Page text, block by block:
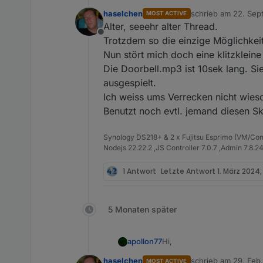
ich nutze auch MyMedia
Skills" so.
Wiedergabe auf einem
Amazon das (noch?) nicht
Echos aus intern
Abspielen der Musik
gespielt wird.
Die MyMedia Web-UI ist
schnell und aktiv über
Offline
haselchen MOST ACTIVE schrieb am 22.
zuletzt editiert von
Alter, seeehr alter Thread.
Trotzdem so die einzige
Nun stört mich doch eine klitzkleine
Die Doorbell.mp3 ist 10sek lang.
ausgespielt.
Ich weiss ums Verrecken nicht
Benutzt noch evtl. jemand diesen
Synology DS218+ & 2 x Fujitsu Esprimo (VM/
Nodejs 22.22.2 ,JS Controller 7.0.7 ,Admin 7.8.24
1 Antwort Letzte Antwort 1. März
5 Monaten später
apollon77Hi,
haselchen MOST ACTIVE schrieb am 29.